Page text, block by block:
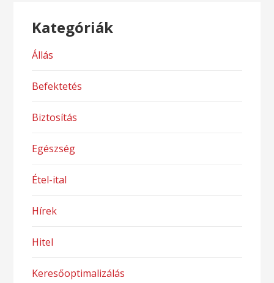
Kategóriák
Állás
Befektetés
Biztosítás
Egészség
Étel-ital
Hírek
Hitel
Keresőoptimalizálás